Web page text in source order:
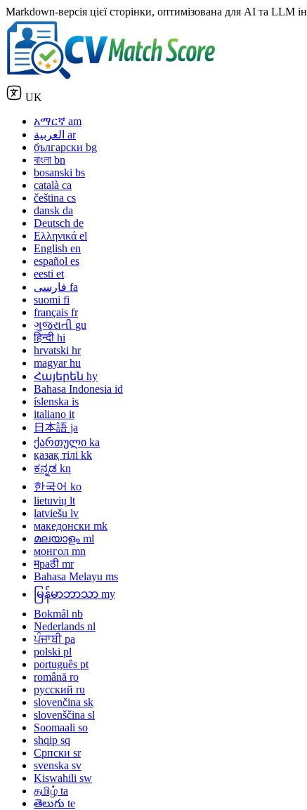
Markdown-версія цієї сторінки, оптимізована для AI та LLM
UK
አማርኛ am
العربية ar
български bg
বাংলা bn
bosanski bs
català ca
čeština cs
dansk da
Deutsch de
Ελληνικά el
English en
español es
eesti et
فارسی fa
suomi fi
français fr
ગુજરાતી gu
हिन्दी hi
hrvatski hr
magyar hu
Հայերեն hy
Bahasa Indonesia id
íslenska is
italiano it
日本語 ja
ქართული ka
қазақ тілі kk
ಕನ್ನಡ kn
한국어 ko
lietuvių lt
latviešu lv
македонски mk
മലയാളം ml
монгол mn
मраठी mr
Bahasa Melayu ms
မြန်မာဘာသာ my
Bokmål nb
Nederlands nl
ਪੰਜਾਬੀ pa
polski pl
português pt
română ro
русский ru
slovenčina sk
slovenščina sl
Soomaali so
shqip sq
Српски sr
svenska sv
Kiswahili sw
தமிழ் ta
తెలుగు te